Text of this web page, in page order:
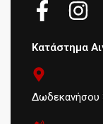
Κατάστημα
Δωδεκανήσου